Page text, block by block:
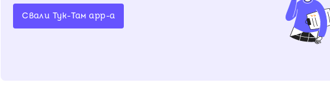
Свали Тук-Там app-a